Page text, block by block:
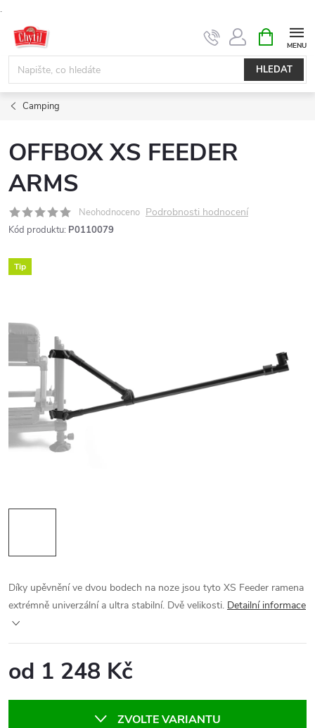
.
obsah
HLEDAT
NÁKUPNÍ
KOŠÍK
Camping
OFFBOX XS FEEDER
ARMS
Neohodnoceno Podrobnosti hodnocení
Kód produktu: P0110079
Tip
Díky upěvnění ve dvou bodech na noze jsou tyto XS Feeder ramena
extrémně univerzální a ultra stabilní. Dvě velikosti. Detailní informace
od 1 248 Kč
ZVOLTE VARIANTU